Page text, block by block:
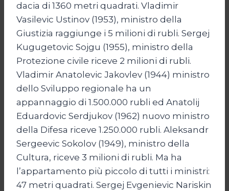
dacia di 1360 metri quadrati. Vladimir
Vasilevic Ustinov (1953), ministro della
Giustizia raggiunge i 5 milioni di rubli. Sergej
Kugugetovic Sojgu (1955), ministro della
Protezione civile riceve 2 milioni di rubli.
Vladimir Anatolevic Jakovlev (1944) ministro
dello Sviluppo regionale ha un
appannaggio di 1.500.000 rubli ed Anatolij
Eduardovic Serdjukov (1962) nuovo ministro
della Difesa riceve 1.250.000 rubli. Aleksandr
Sergeevic Sokolov (1949), ministro della
Cultura, riceve 3 milioni di rubli. Ma ha
l’appartamento più piccolo di tutti i ministri:
47 metri quadrati. Sergej Evgenievic Nariskin